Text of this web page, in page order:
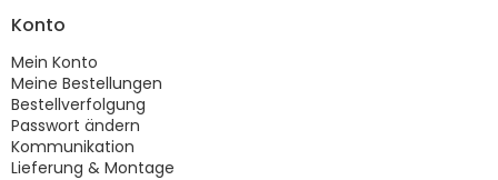
Konto
Mein Konto
Meine Bestellungen
Bestellverfolgung
Passwort ändern
Kommunikation
Lieferung & Montage